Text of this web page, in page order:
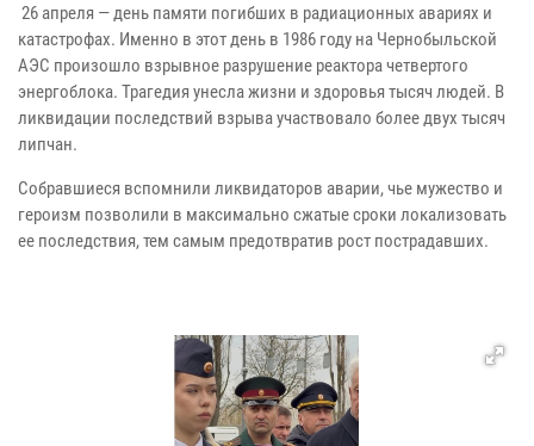
26 апреля — день памяти погибших в радиационных авариях и
катастрофах. Именно в этот день в 1986 году на Чернобыльской
АЭС произошло взрывное разрушение реактора четвертого
энергоблока. Трагедия унесла жизни и здоровья тысяч людей. В
ликвидации последствий взрыва участвовало более двух тысяч
липчан.
Собравшиеся вспомнили ликвидаторов аварии, чье мужество и
героизм позволили в максимально сжатые сроки локализовать
ее последствия, тем самым предотвратив рост пострадавших.